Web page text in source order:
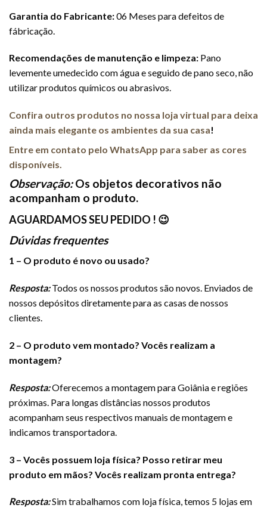
Garantia do Fabricante:06 Meses para defeitos de
fábricação.
Recomendações de manutenção e limpeza: Pano
levemente umedecido com água e seguido de pano seco, não
utilizar produtos químicos ou abrasivos.
Confira outros produtos no nossa loja virtual para deixa
ainda mais elegante os ambientes da sua casa!
Entre em contato pelo WhatsApp para saber as cores
disponíveis.
Observação:Os objetos decorativos não
acompanham o produto.
AGUARDAMOS SEU PEDIDO ! 😉
Dúvidas frequentes
1 – O produto é novo ou usado?
Resposta:Todos os nossos produtos são novos. Enviados de
nossos depósitos diretamente para as casas de nossos
clientes.
2 – O produto vem montado? Vocês realizam a
montagem?
Resposta:Oferecemos a montagem para Goiânia e regiões
próximas. Para longas distâncias nossos produtos
acompanham seus respectivos manuais de montagem e
indicamos transportadora.
3 – Vocês possuem loja física? Posso retirar meu
produto em mãos? Vocês realizam pronta entrega?
Resposta:Sim trabalhamos com loja física, temos 5 lojas em